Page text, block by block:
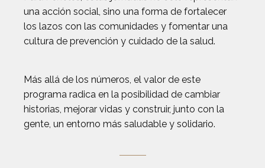
una acción social, sino una forma de fortalecer
los lazos con las comunidades y fomentar una
cultura de prevención y cuidado de la salud.
Más allá de los números, el valor de este
programa radica en la posibilidad de cambiar
historias, mejorar vidas y construir, junto con la
gente, un entorno más saludable y solidario.